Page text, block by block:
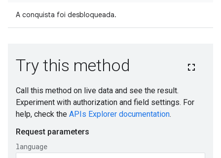
A conquista foi desbloqueada.